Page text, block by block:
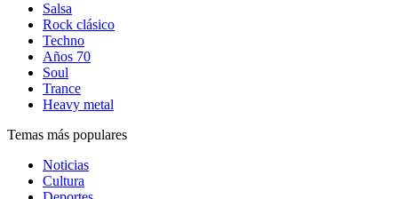
Salsa
Rock clásico
Techno
Años 70
Soul
Trance
Heavy metal
Temas más populares
Noticias
Cultura